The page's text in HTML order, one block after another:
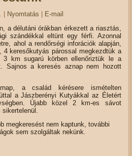
| Nyomtatás | E-mail
a délutáni órákban érkezett a riasztás,
szándékkal eltünt egy férfi. Azonnal
ahol a rendőrségi inforációk alapján,
4 keresőkutyás párossal megkezdtük a
3 km sugarú körben ellenőriztük le a
Sajnos a keresés aznap nem hozott
a család kérésere ismételten
a Jászberényi Kutyákkal az Életért
Újabb közel 2 km-es sávot
megkeresést nem kaptunk, további
sem szolgáltak nekünk.